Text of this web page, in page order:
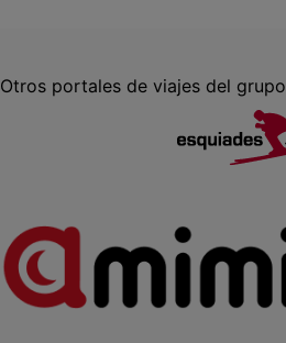
Otros portales de viajes del grupo